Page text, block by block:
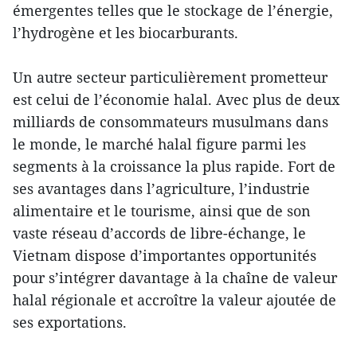
émergentes telles que le stockage de l’énergie,
l’hydrogène et les biocarburants.
Un autre secteur particulièrement prometteur
est celui de l’économie halal. Avec plus de deux
milliards de consommateurs musulmans dans
le monde, le marché halal figure parmi les
segments à la croissance la plus rapide. Fort de
ses avantages dans l’agriculture, l’industrie
alimentaire et le tourisme, ainsi que de son
vaste réseau d’accords de libre-échange, le
Vietnam dispose d’importantes opportunités
pour s’intégrer davantage à la chaîne de valeur
halal régionale et accroître la valeur ajoutée de
ses exportations.